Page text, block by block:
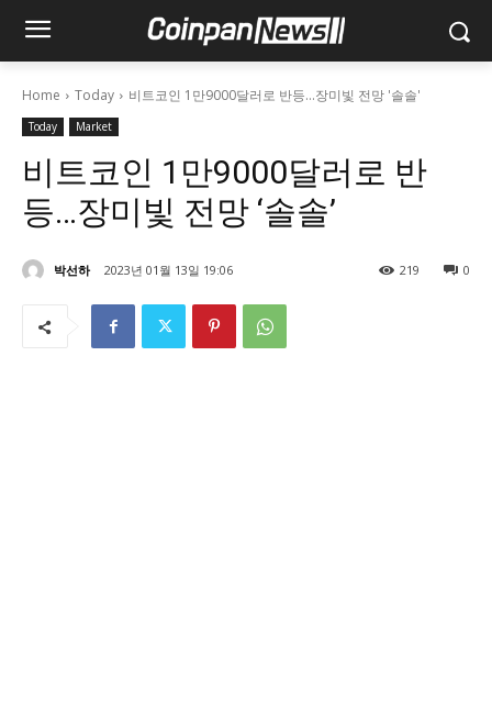
Home Today 비트코인 1만9000달러로 반등…장미빛 전망 '솔솔'
Today Market
비트코인 1만9000달러로 반
등…장미빛 전망 ‘솔솔’
박선하 2023년 01월 13일 19:06 0
219